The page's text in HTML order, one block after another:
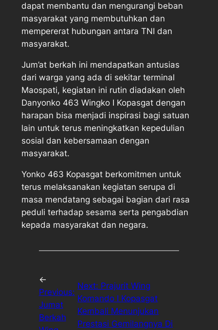
dapat membantu dan mengurangi beban
masyarakat yang membutuhkan dan
mempererat hubungan antara TNI dan
masyarakat.
Jum’at berkah ini mendapatkan antusias
dari warga yang ada di sekitar terminal
Maospati, kegiatan ini rutin diadakan oleh
Danyonko 463 Wingko I Kopasgat dengan
harapan bisa menjadi inspirasi bagi satuan
lain untuk terus meningkatkan kepedulian
sosial dan kebersamaan dengan
masyarakat.
Yonko 463 Kopasgat berkomitmen untuk
terus melaksanakan kegiatan serupa di
masa mendatang sebagai bagian dari rasa
peduli terhadap sesama serta pengabdian
kepada masyarakat dan negara.
←
Previous:
Jumat
Berkah
Next: Prajurit Wing
Komando I Kopasgat
Kembali Menunjukan
Prestasi Gemilangnya Di